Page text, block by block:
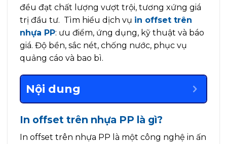
đều đạt chất lượng vượt trội, tương xứng giá
trị đầu tư. Tìm hiểu dịch vụ in offset trên
nhựa PP: ưu điểm, ứng dụng, kỹ thuật và báo
giá. Độ bền, sắc nét, chống nước, phục vụ
quảng cáo và bao bì.
Nội dung
In offset trên nhựa PP là gì?
In offset trên nhựa PP là một công nghệ in ấn